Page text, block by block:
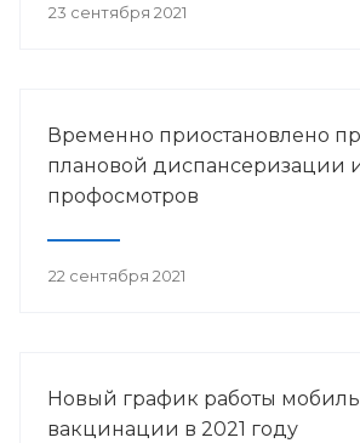
23 сентября 2021
Временно приостановлено
плановой диспансеризации
профосмотров
22 сентября 2021
Новый график работы
вакцинации в 2021 году